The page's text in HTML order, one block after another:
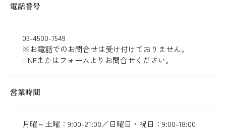
電話番号
03-4500-7549
※お電話でのお問合せは受け付けておりません。
LINEまたはフォームよりお問合せください。
営業時間
月曜～土曜：9:00-21:00／日曜日・祝日：9:00-18:00